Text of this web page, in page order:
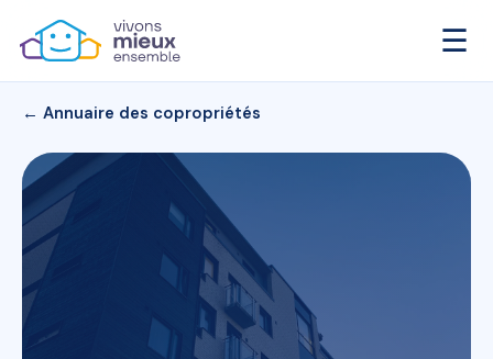
☰
← Annuaire des copropriétés